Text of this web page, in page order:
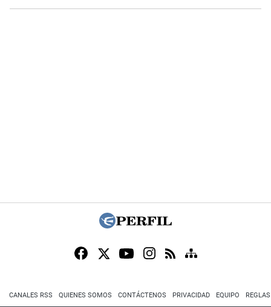
CANALES RSS QUIENES SOMOS CONTÁCTENOS PRIVACIDAD EQUIPO